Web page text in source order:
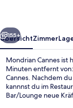
Weiter
155+
ÜbersichtZimmer
Mondrian Cannes ist
Minuten entfernt
Cannes. Nachdem
kannnst du im
Bar/Lounge neue